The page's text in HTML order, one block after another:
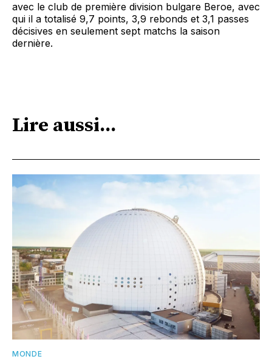
avec le club de première division bulgare Beroe, avec
qui il a totalisé 9,7 points, 3,9 rebonds et 3,1 passes
décisives en seulement sept matchs la saison
dernière.
Lire aussi...
MONDE